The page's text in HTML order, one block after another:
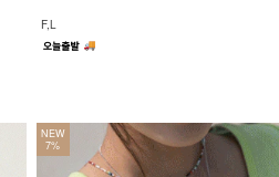
F,L
NEW
7%